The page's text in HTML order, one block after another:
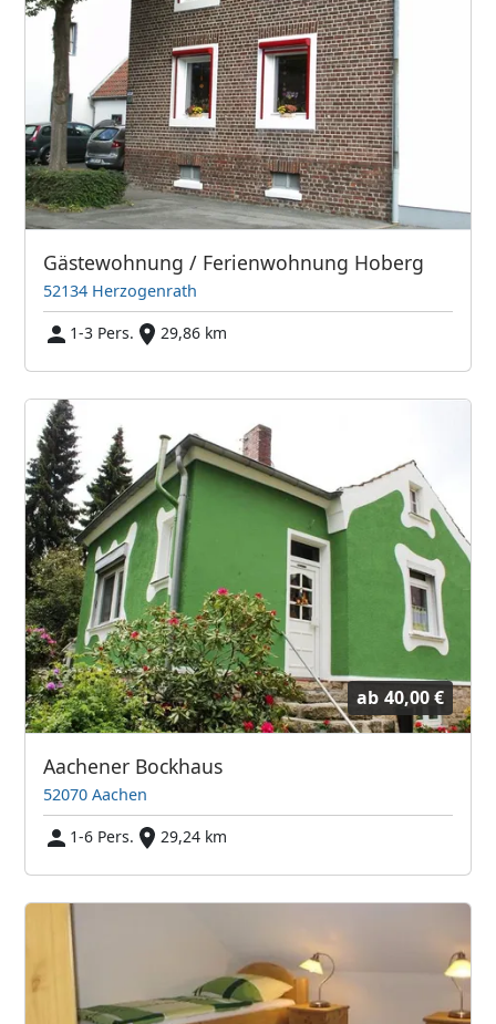
Gästewohnung / Ferienwohnung Hoberg
52134 Herzogenrath
1-3 Pers.
29,86 km
ab 40,00 €
Aachener Bockhaus
52070 Aachen
1-6 Pers.
29,24 km